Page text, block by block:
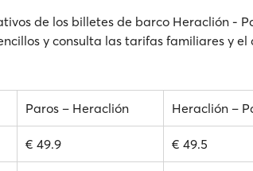
de los billetes de barco Heraclión -
y consulta las tarifas familiares y el
Paros – Heraclión Heraclión –
€ 49.9 € 49.5